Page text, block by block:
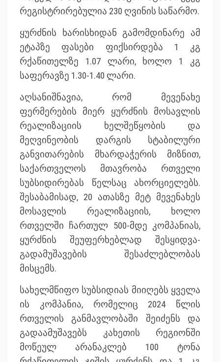
რეგისტრირებულია 230 ღვინის საწარმო.
ყურძნის ხარისხიდან გამომდინარე ამ
ეტაპზე ფასები ფიქსირდება 1 კგ
რქაწითელზე 1.07 ლარი, ხოლო 1 კგ
საფერავზე 1.30-1.40 ლარი.
აღსანიშნავია, რომ მევენახე
ფერმერების მიერ ყურძნის მოსავლის
რეალიზაციის ხელშეწყობის და
მეღვინეობის დარგის სტაბილური
განვითარების მხარდაჭერის მიზნით,
საქართველოს მთავრობა რთველი
სუბსიდირებას წელსაც ახორციელებს.
შესაბამისად, 20 ათასზე მეტ მევენახეს
მოსავლის რეალიზაციის, ხოლო
რთველში ჩართულ 500-მდე კომპანიას,
ყურძნის შეუფერხებლად შესყიდვა-
გადამუშავების შესაძლებლობას
მისცემს.
სახელმწიფო სუბსიდიას მიიღებს ყველა
ის კომპანია, რომელიც 2024 წლის
რთველის განმავლობაში შეიძენს და
გადაამუშავებს კახეთის რეგიონში
მოწეულ არანაკლებ 100 ტონა